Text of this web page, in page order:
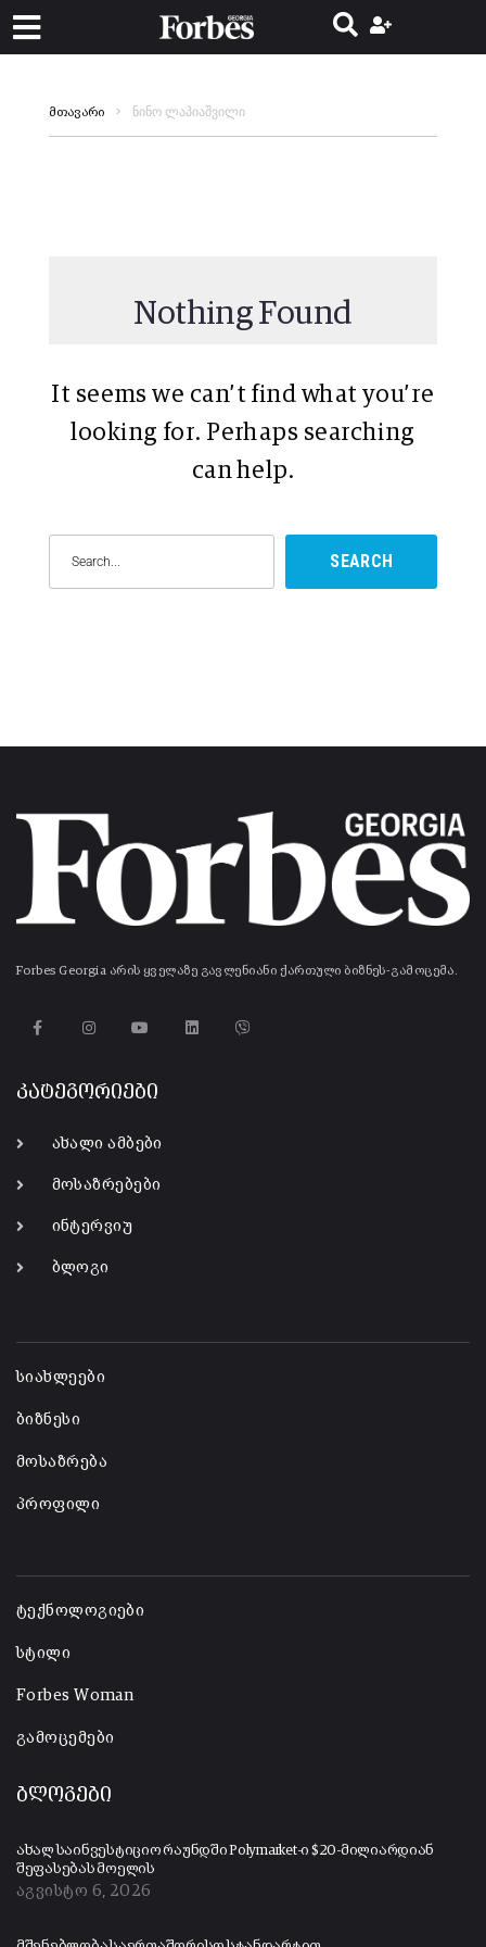
მთავარი ნინო ლაპიაშვილი
Nothing Found
It seems we can’t find what you’re
looking for. Perhaps searching
can help.
SEARCH
Forbes Georgia არის ყველაზე გავლენიანი ქართული ბიზნეს-გამოცემა.
კატეგორიები
ახალი ამბები
მოსაზრებები
ინტერვიუ
ბლოგი
სიახლეები
ბიზნესი
მოსაზრება
პროფილი
ტექნოლოგიები
სტილი
Forbes Woman
გამოცემები
ბლოგები
ახალ საინვესტიციო რაუნდში Polymarket-ი $20-მილიარდიან
შეფასებას მოელის
აგვისტო 6, 2026